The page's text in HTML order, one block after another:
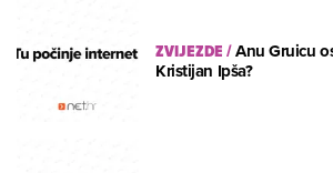
ZVIJEZDE/Anu Gruicu
Kristijan Ipša?